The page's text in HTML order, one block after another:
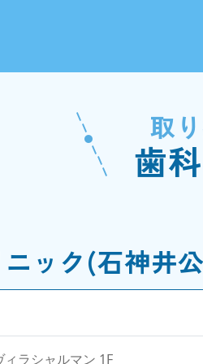
取
歯
ック(石神井
ラシャルマン 1F